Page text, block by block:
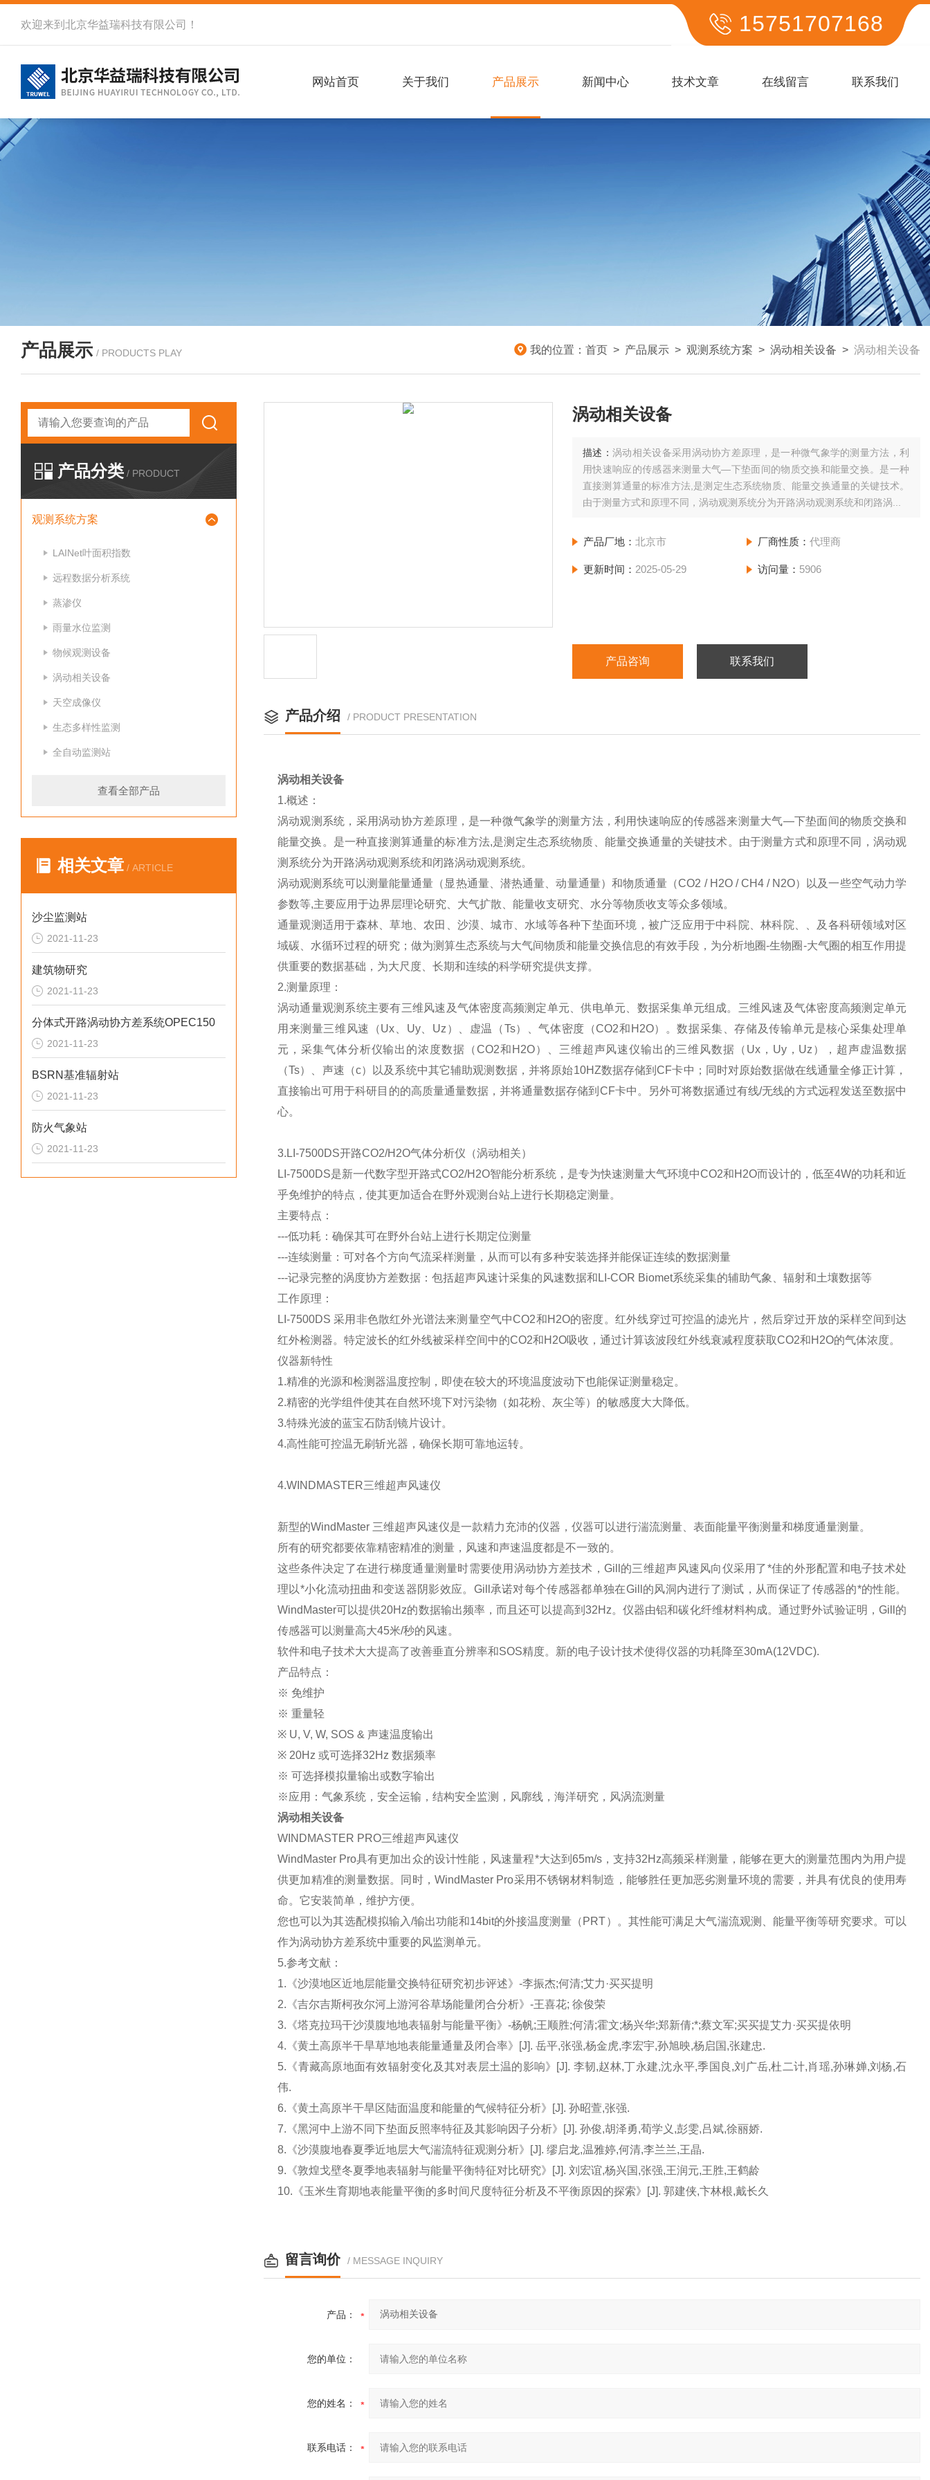
欢迎来到北京华益瑞科技有限公司！ 15751707168
网站首页 关于我们 产品展示 新闻中心 技术文章 在线留言 联系我们
产品展示 / PRODUCTS PLAY 我的位置： 首页 > 产品展示 > 观测系统方案 > 涡动相关设备 > 涡动相关设备
产品分类 / PRODUCT
观测系统方案
LAINet叶面积指数
远程数据分析系统
蒸渗仪
雨量水位监测
物候观测设备
涡动相关设备
天空成像仪
生态多样性监测
全自动监测站
查看全部产品
相关文章 / ARTICLE
沙尘监测站
2021-11-23
建筑物研究
2021-11-23
分体式开路涡动协方差系统OPEC150
2021-11-23
BSRN基准辐射站
2021-11-23
防火气象站
2021-11-23
涡动相关设备
描述：涡动相关设备采用涡动协方差原理，是一种微气象学的测量方法，利
用快速响应的传感器来测量大气—下垫面间的物质交换和能量交换。是一种
直接测算通量的标准方法,是测定生态系统物质、能量交换通量的关键技术。
由于测量方式和原理不同，涡动观测系统分为开路涡动观测系统和闭路涡...
产品厂地：北京市 厂商性质： 代理商
更新时间： 2025-05-29 访问量： 5906
产品咨询 联系我们
产品介绍 / PRODUCT PRESENTATION
涡动相关设备
1.概述：
涡动观测系统，采用涡动协方差原理，是一种微气象学的测量方法，利用快速响应的传感器来测量大气—下垫面间的物质交换和
能量交换。是一种直接测算通量的标准方法,是测定生态系统物质、能量交换通量的关键技术。由于测量方式和原理不同，涡动观
测系统分为开路涡动观测系统和闭路涡动观测系统。
涡动观测系统可以测量能量通量（显热通量、潜热通量、动量通量）和物质通量（CO2 / H2O / CH4 / N2O）以及一些空气动力学
参数等,主要应用于边界层理论研究、大气扩散、能量收支研究、水分等物质收支等众多领域。
通量观测适用于森林、草地、农田、沙漠、城市、水域等各种下垫面环境，被广泛应用于中科院、林科院、、及各科研领域对区
域碳、水循环过程的研究；做为测算生态系统与大气间物质和能量交换信息的有效手段，为分析地圈-生物圈-大气圈的相互作用提
供重要的数据基础，为大尺度、长期和连续的科学研究提供支撑。
2.测量原理：
涡动通量观测系统主要有三维风速及气体密度高频测定单元、供电单元、数据采集单元组成。三维风速及气体密度高频测定单元
用来测量三维风速（Ux、Uy、Uz）、虚温（Ts）、气体密度（CO2和H2O）。数据采集、存储及传输单元是核心采集处理单
元，采集气体分析仪输出的浓度数据（CO2和H2O）、三维超声风速仪输出的三维风数据（Ux，Uy，Uz），超声虚温数据
（Ts）、声速（c）以及系统中其它辅助观测数据，并将原始10HZ数据存储到CF卡中；同时对原始数据做在线通量全修正计算，
直接输出可用于科研目的的高质量通量数据，并将通量数据存储到CF卡中。另外可将数据通过有线/无线的方式远程发送至数据中
心。
3.LI-7500DS开路CO2/H2O气体分析仪（涡动相关）
LI-7500DS是新一代数字型开路式CO2/H2O智能分析系统，是专为快速测量大气环境中CO2和H2O而设计的，低至4W的功耗和近
乎免维护的特点，使其更加适合在野外观测台站上进行长期稳定测量。
主要特点：
---低功耗：确保其可在野外台站上进行长期定位测量
---连续测量：可对各个方向气流采样测量，从而可以有多种安装选择并能保证连续的数据测量
---记录完整的涡度协方差数据：包括超声风速计采集的风速数据和LI-COR Biomet系统采集的辅助气象、辐射和土壤数据等
工作原理：
LI-7500DS 采用非色散红外光谱法来测量空气中CO2和H2O的密度。红外线穿过可控温的滤光片，然后穿过开放的采样空间到达
红外检测器。特定波长的红外线被采样空间中的CO2和H2O吸收，通过计算该波段红外线衰减程度获取CO2和H2O的气体浓度。
仪器新特性
1.精准的光源和检测器温度控制，即使在较大的环境温度波动下也能保证测量稳定。
2.精密的光学组件使其在自然环境下对污染物（如花粉、灰尘等）的敏感度大大降低。
3.特殊光波的蓝宝石防刮镜片设计。
4.高性能可控温无刷斩光器，确保长期可靠地运转。
4.WINDMASTER三维超声风速仪
新型的WindMaster 三维超声风速仪是一款精力充沛的仪器，仪器可以进行湍流测量、表面能量平衡测量和梯度通量测量。
所有的研究都要依靠精密精准的测量，风速和声速温度都是不一致的。
这些条件决定了在进行梯度通量测量时需要使用涡动协方差技术，Gill的三维超声风速风向仪采用了*佳的外形配置和电子技术处
理以*小化流动扭曲和变送器阴影效应。Gill承诺对每个传感器都单独在Gill的风洞内进行了测试，从而保证了传感器的*的性能。
WindMaster可以提供20Hz的数据输出频率，而且还可以提高到32Hz。仪器由铝和碳化纤维材料构成。通过野外试验证明，Gill的
传感器可以测量高大45米/秒的风速。
软件和电子技术大大提高了改善垂直分辨率和SOS精度。新的电子设计技术使得仪器的功耗降至30mA(12VDC).
产品特点：
※ 免维护
※ 重量轻
※ U, V, W, SOS & 声速温度输出
※ 20Hz 或可选择32Hz 数据频率
※ 可选择模拟量输出或数字输出
※应用：气象系统，安全运输，结构安全监测，风廓线，海洋研究，风涡流测量
涡动相关设备
WINDMASTER PRO三维超声风速仪
WindMaster Pro具有更加出众的设计性能，风速量程*大达到65m/s，支持32Hz高频采样测量，能够在更大的测量范围内为用户提
供更加精准的测量数据。同时，WindMaster Pro采用不锈钢材料制造，能够胜任更加恶劣测量环境的需要，并具有优良的使用寿
命。它安装简单，维护方便。
您也可以为其选配模拟输入/输出功能和14bit的外接温度测量（PRT）。其性能可满足大气湍流观测、能量平衡等研究要求。可以
作为涡动协方差系统中重要的风监测单元。
5.参考文献：
1.《沙漠地区近地层能量交换特征研究初步评述》-李振杰;何清;艾力·买买提明
2.《吉尔吉斯柯孜尔河上游河谷草场能量闭合分析》-王喜花; 徐俊荣
3.《塔克拉玛干沙漠腹地地表辐射与能量平衡》-杨帆;王顺胜;何清;霍文;杨兴华;郑新倩;*;蔡文军;买买提艾力·买买提依明
4.《黄土高原半干旱草地地表能量通量及闭合率》[J]. 岳平,张强,杨金虎,李宏宇,孙旭映,杨启国,张建忠.
5.《青藏高原地面有效辐射变化及其对表层土温的影响》[J]. 李韧,赵林,丁永建,沈永平,季国良,刘广岳,杜二计,肖瑶,孙琳婵,刘杨,石
伟.
6.《黄土高原半干旱区陆面温度和能量的气候特征分析》[J]. 孙昭萱,张强.
7.《黑河中上游不同下垫面反照率特征及其影响因子分析》[J]. 孙俊,胡泽勇,荀学义,彭雯,吕斌,徐丽娇.
8.《沙漠腹地春夏季近地层大气湍流特征观测分析》[J]. 缪启龙,温雅婷,何清,李兰兰,王晶.
9.《敦煌戈壁冬夏季地表辐射与能量平衡特征对比研究》[J]. 刘宏谊,杨兴国,张强,王润元,王胜,王鹤龄
10.《玉米生育期地表能量平衡的多时间尺度特征分析及不平衡原因的探索》[J]. 郭建侠,卞林根,戴长久
留言询价 / MESSAGE INQUIRY
产品：
您的单位：
您的姓名：
联系电话：